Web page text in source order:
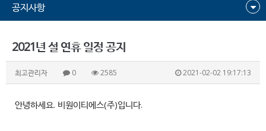
공지사항
2021년 설 연휴 일정 공지
최고관리자 0 2585 2021-02-02 19:17:13
안녕하세요. 비원이티에스(주)입니다.